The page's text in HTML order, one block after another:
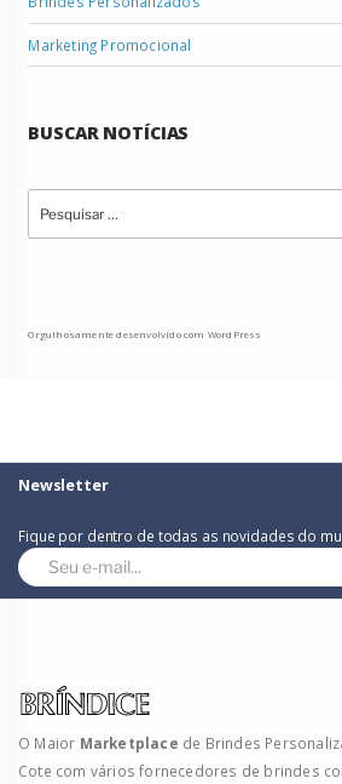
Marketing Promocional
BUSCAR NOTÍCIAS
Pesquisar
por:
Orgulhosamente desenvolvido com WordPress
Newsletter
Fique por dentro de todas as novidades do
O Maior Marketplace de Brindes
Cote com vários fornecedores de brindes